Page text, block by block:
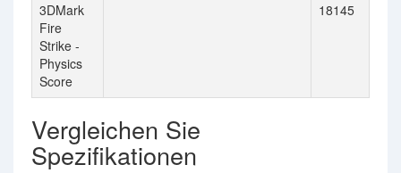
3DMark
Fire
Strike -
Physics
Score
18145
Vergleichen Sie
Spezifikationen